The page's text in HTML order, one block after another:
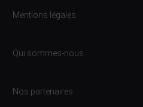
Mentions légales
Qui sommes-nous
Nos partenaires